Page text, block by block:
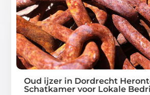
Oud ijzer in Dordrecht
Schatkamer voor Lokale